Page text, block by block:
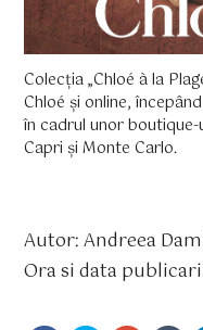
Colecția „Chloé à la
Chloé și online,
în cadrul unor
Capri și Monte Carlo.
Autor: Andreea
Ora si data